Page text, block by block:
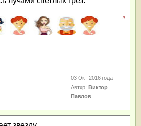
#
03 Окт 2016 года
Автор:Виктор
Павлов